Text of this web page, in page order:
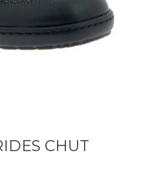
CHUT